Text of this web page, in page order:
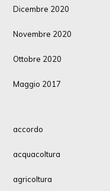
Dicembre 2020
Novembre 2020
Ottobre 2020
Maggio 2017
accordo
acquacoltura
agricoltura